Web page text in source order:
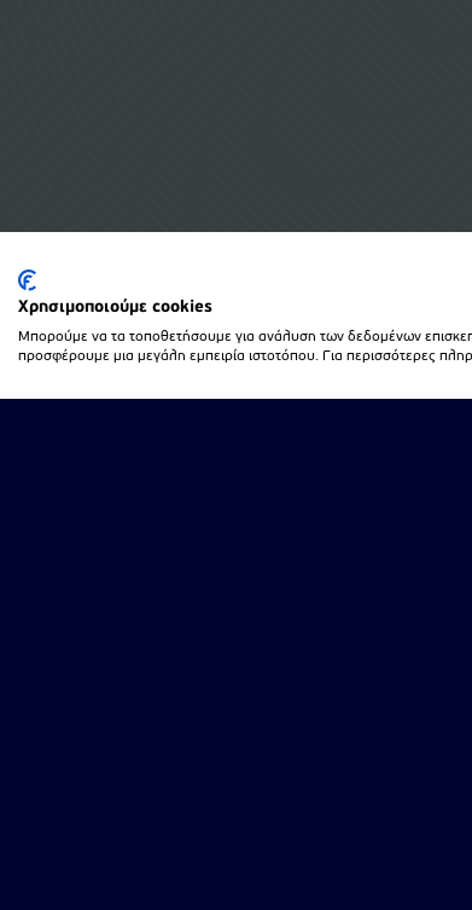
Χρησιμοποιούμε cookies
Μπορούμε να τα τοποθετήσουμε για ανάλυση των δεδομένων
προσφέρουμε μια μεγάλη εμπειρία ιστοτόπου. Για περισσότερες